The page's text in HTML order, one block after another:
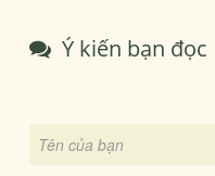
Ý kiến bạn đọc